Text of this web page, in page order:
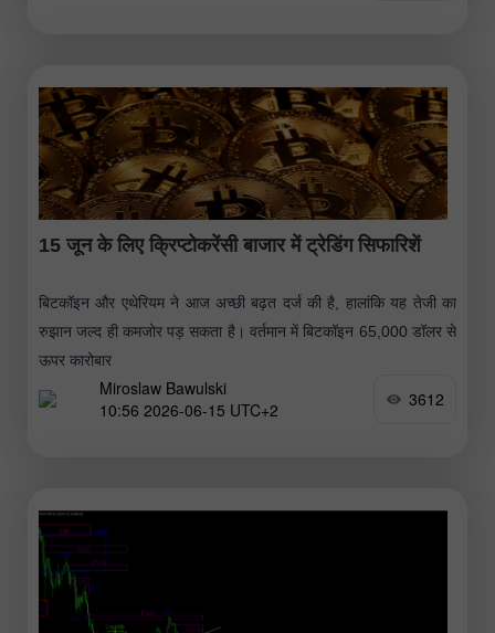
15 जून के लिए क्रिप्टोकरेंसी बाजार में ट्रेडिंग सिफारिशें
बिटकॉइन और एथेरियम ने आज अच्छी बढ़त दर्ज की है, हालांकि यह तेजी का
रुझान जल्द ही कमजोर पड़ सकता है। वर्तमान में बिटकॉइन 65,000 डॉलर से
ऊपर कारोबार
Miroslaw Bawulski
10:56 2026-06-15 UTC+2
3612